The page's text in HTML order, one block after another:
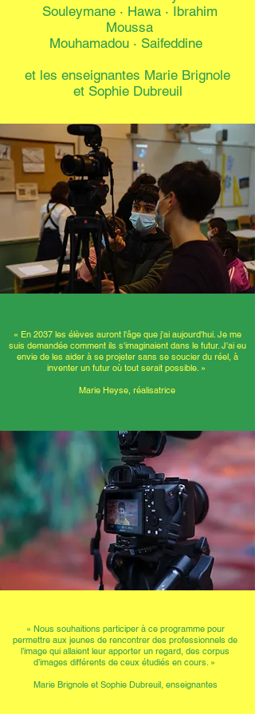
Souleymane · Hawa · Ibrahim
Moussa
Mouhamadou · Saifeddine
et les enseignantes Marie Brignole
et Sophie Dubreuil
« En 2037 les élèves auront l'âge que j'ai aujourd'hui. Je me
suis demandée comment ils s'imaginaient dans le futur. J'ai eu
envie de les aider à se projeter sans se soucier du réel, à
inventer un futur où tout serait possible. »
Marie Heyse, réalisatrice
« Nous souhaitions participer à ce programme pour
permettre aux jeunes de rencontrer des professionnels de
l’image qui allaient leur apporter un regard, des corpus
d’images différents de ceux étudiés en cours. »
Marie Brignole et Sophie Dubreuil, enseignantes